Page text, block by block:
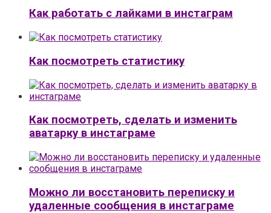
Как работать с лайками в инстаграм
Как посмотреть статистику
Как посмотреть, сделать и изменить
аватарку в инстаграме
Можно ли восстановить переписку и
удаленные сообщения в инстаграме